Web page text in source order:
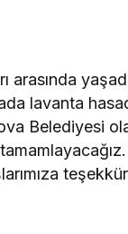
lavanta
Belediyesi